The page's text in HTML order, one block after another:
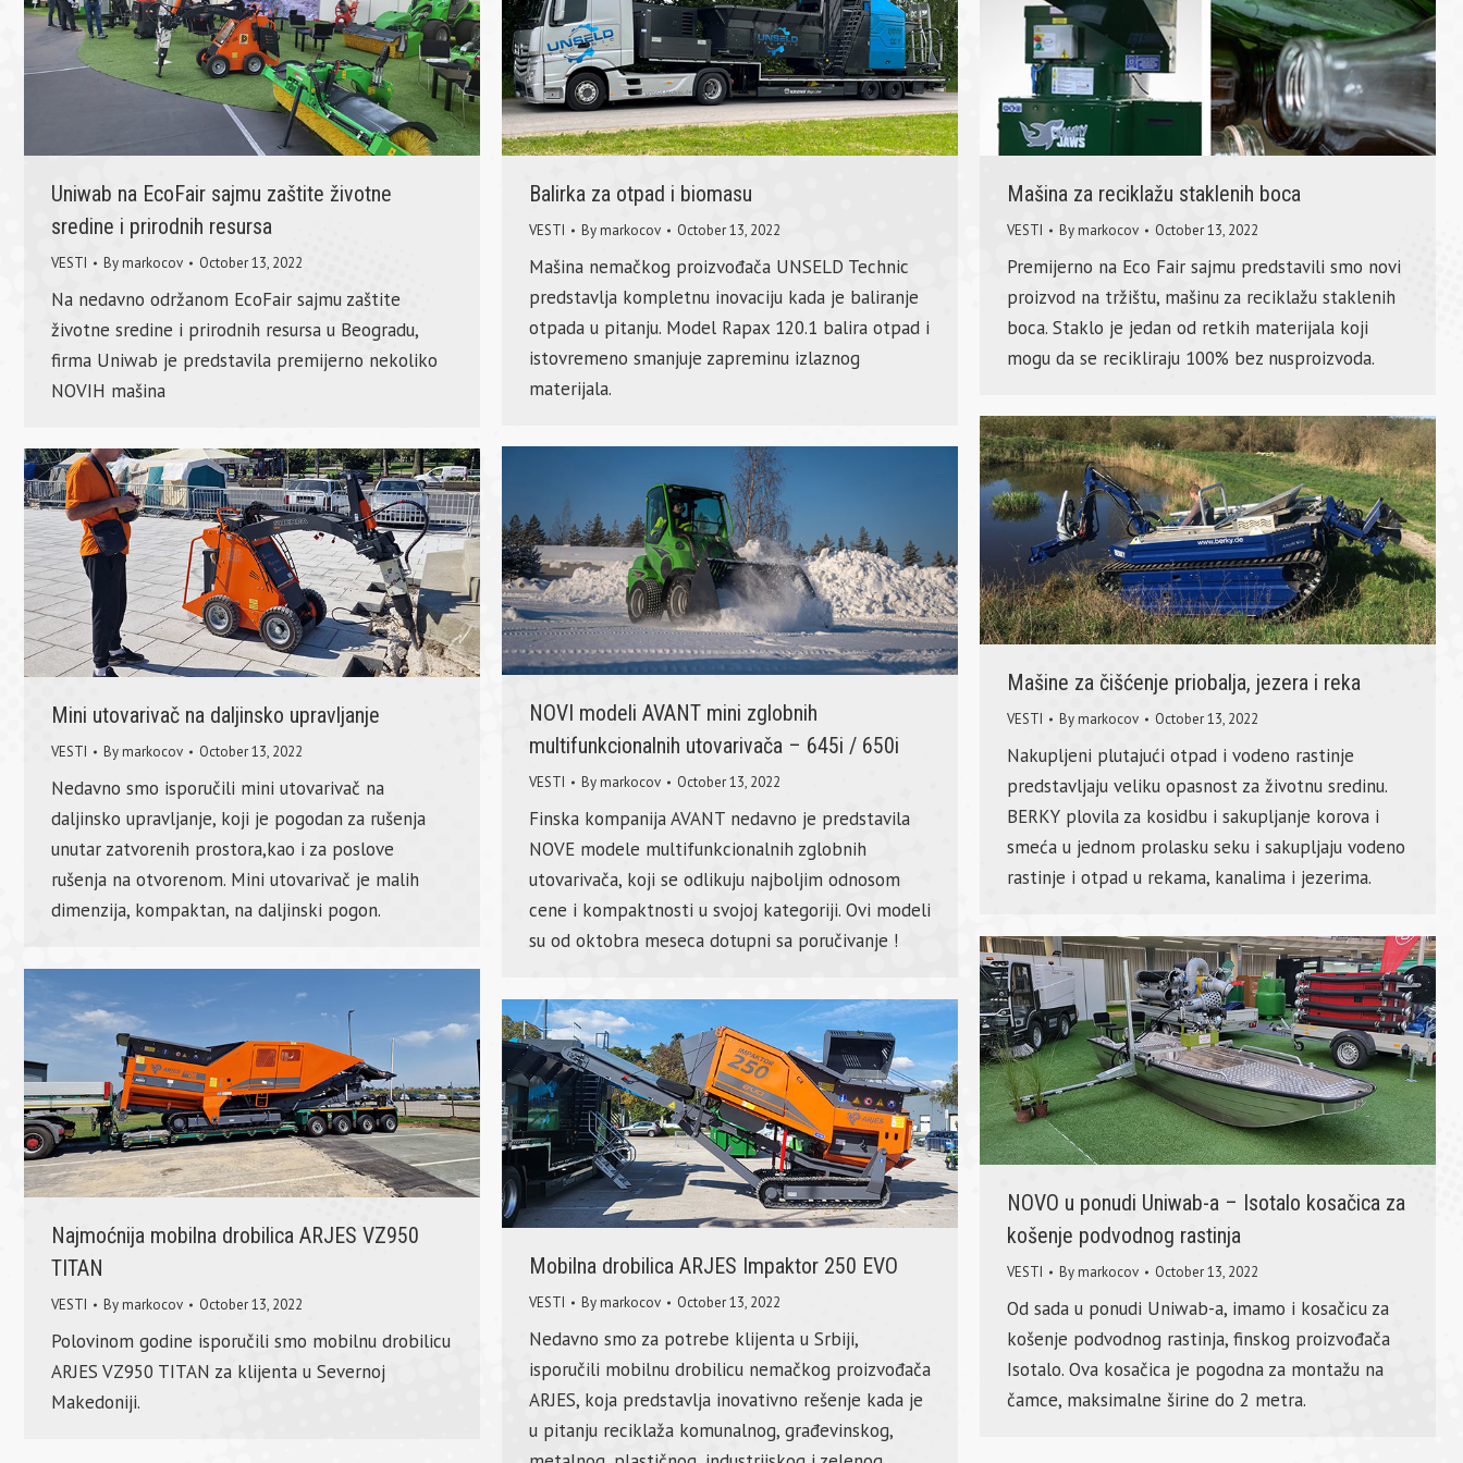
Uniwab na EcoFair sajmu zaštite životne
sredine i prirodnih resursa
VESTI By markocov October 13, 2022
Na nedavno održanom EcoFair sajmu zaštite
životne sredine i prirodnih resursa u Beogradu,
firma Uniwab je predstavila premijerno nekoliko
NOVIH mašina
Balirka za otpad i biomasu
VESTI By markocov October 13, 2022
Mašina nemačkog proizvođača UNSELD Technic
predstavlja kompletnu inovaciju kada je baliranje
otpada u pitanju. Model Rapax 120.1 balira otpad i
istovremeno smanjuje zapreminu izlaznog
materijala.
Mašina za reciklažu staklenih boca
VESTI By markocov October 13, 2022
Premijerno na Eco Fair sajmu predstavili smo novi
proizvod na tržištu, mašinu za reciklažu staklenih
boca. Staklo je jedan od retkih materijala koji
mogu da se recikliraju 100% bez nusproizvoda.
Mašine za čišćenje priobalja, jezera i reka
VESTI Bymarkocov October 13, 2022
Nakupljeni plutajući otpad i vodeno rastinje
predstavljaju veliku opasnost za životnu sredinu.
BERKY plovila za kosidbu i sakupljanje korova i
smeća u jednom prolasku seku i sakupljaju vodeno
rastinje i otpad u rekama, kanalima i jezerima.
NOVI modeli AVANT mini zglobnih
multifunkcionalnih utovarivača – 645i / 650i
VESTI By markocov October 13, 2022
Finska kompanija AVANT nedavno je predstavila
NOVE modele multifunkcionalnih zglobnih
utovarivača, koji se odlikuju najboljim odnosom
cene i kompaktnosti u svojoj kategoriji. Ovi modeli
su od oktobra meseca dotupni sa poručivanje !
Mini utovarivač na daljinsko upravljanje
VESTI By markocov October 13, 2022
Nedavno smo isporučili mini utovarivač na
daljinsko upravljanje, koji je pogodan za rušenja
unutar zatvorenih prostora,kao i za poslove
rušenja na otvorenom. Mini utovarivač je malih
dimenzija, kompaktan, na daljinski pogon.
NOVO u ponudi Uniwab-a – Isotalo kosačica za
košenje podvodnog rastinja
VESTI By markocov October 13, 2022
Od sada u ponudi Uniwab-a, imamo i kosačicu za
košenje podvodnog rastinja, finskog proizvođača
Isotalo. Ova kosačica je pogodna za montažu na
čamce, maksimalne širine do 2 metra.
Najmoćnija mobilna drobilica ARJES VZ950
TITAN
VESTI By markocov October 13, 2022
Polovinom godine isporučili smo mobilnu drobilicu
ARJES VZ950 TITAN za klijenta u Severnoj
Makedoniji.
Mobilna drobilica ARJES Impaktor 250 EVO
VESTI By markocov October 13, 2022
Nedavno smo za potrebe klijenta u Srbiji,
isporučili mobilnu drobilicu nemačkog proizvođača
АRЈЕS, koja predstavlja inovativno rešenje kada je
u pitanju reciklaža komunalnog, građevinskog,